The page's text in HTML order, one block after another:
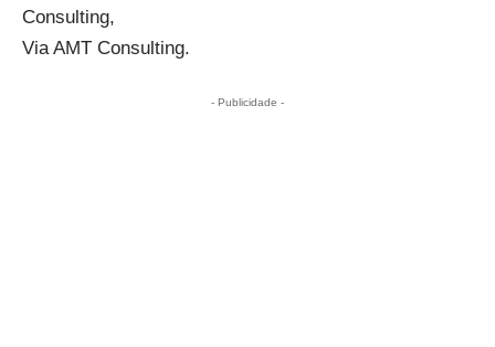
Consulting,
Via AMT Consulting.
- Publicidade -